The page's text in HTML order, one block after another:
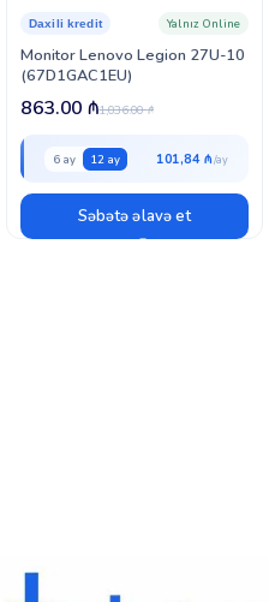
Monitor Lenovo Legion 27U-10
(67D1GAC1EU)
Daxili kredit Yalnız Online
1,036.00₼
863.00 ₼
6 ay 12 ay 101,84 ₼
Səbətə əlavə et